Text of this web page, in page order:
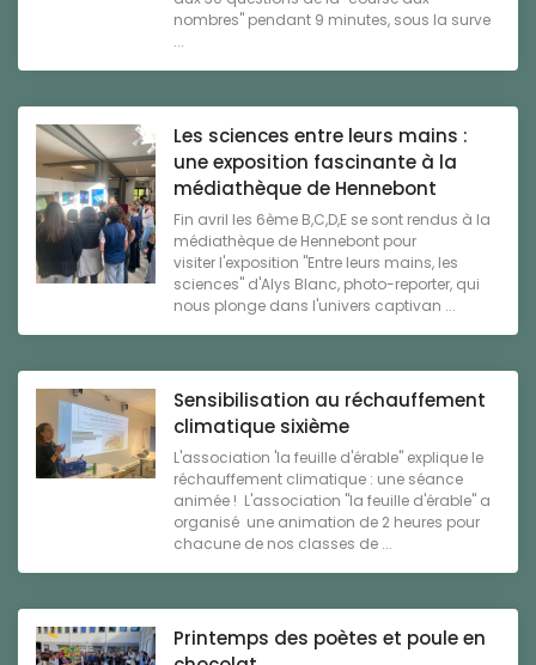
nombres" pendant 9 minutes, sous la surve
...
Les sciences entre leurs mains :
une exposition fascinante à la
médiathèque de Hennebont
Fin avril les 6ème B,C,D,E se sont rendus à la
médiathèque de Hennebont pour
visiter l'exposition "Entre leurs mains, les
sciences" d'Alys Blanc, photo-reporter, qui
nous plonge dans l'univers captivan ...
Sensibilisation au réchauffement
climatique sixième
L'association 'la feuille d'érable" explique le
réchauffement climatique : une séance
animée ! L'association "la feuille d'érable" a
organisé une animation de 2 heures pour
chacune de nos classes de ...
Printemps des poètes et poule en